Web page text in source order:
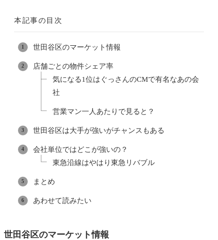
本記事の目次
世田谷区のマーケット情報
店舗ごとの物件シェア率
気になる1位はぐっさんのCMで有名なあの会
社
営業マン一人あたりで見ると？
世田谷区は大手が強いがチャンスもある
会社単位ではどこが強いの？
東急沿線はやはり東急リバブル
まとめ
あわせて読みたい
世田谷区のマーケット情報